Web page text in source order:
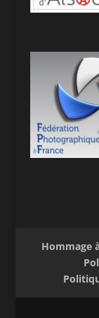
Hommage